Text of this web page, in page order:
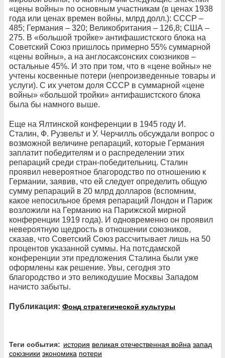
«цены войны» по основным участникам (в ценах 1938
года или ценах времен войны, млрд долл.): СССР –
485; Германия – 320; Великобритания – 126,8; США –
275. В «большой тройке» антифашистского блока на
Советский Союз пришлось примерно 55% суммарной
«цены войны», а на англосаксонских союзников –
остальные 45%. И это при том, что в «цене войны» не
учтены косвенные потери (непроизведенные товары и
услуги). С их учетом доля СССР в суммарной «цене
войны» «большой тройки» антифашистского блока
была бы намного выше.
Еще на Ялтинской конференции в 1945 году И.
Сталин, Ф. Рузвельт и У. Черчилль обсуждали вопрос о
возможной величине репараций, которые Германия
заплатит победителям и о распределении этих
репараций среди стран-победительниц. Сталин
проявил невероятное благородство по отношению к
Германии, заявив, что ей следует определить общую
сумму репараций в 20 млрд долларов (вспомним,
какое непосильное бремя репараций Лондон и Париж
возложили на Германию на Парижской мирной
конференции 1919 года). И одновременно он проявил
невероятную щедрость в отношении союзников,
сказав, что Советский Союз рассчитывает лишь на 50
процентов указанной суммы. На потсдамской
конференции эти предложения Сталина были уже
оформлены как решение. Увы, сегодня это
благородство и это великодушие Москвы Западом
начисто забыты.
Публикация: Фонд стратегической культуры
Теги события: история великая отечественная война запад
союзники экономика потери